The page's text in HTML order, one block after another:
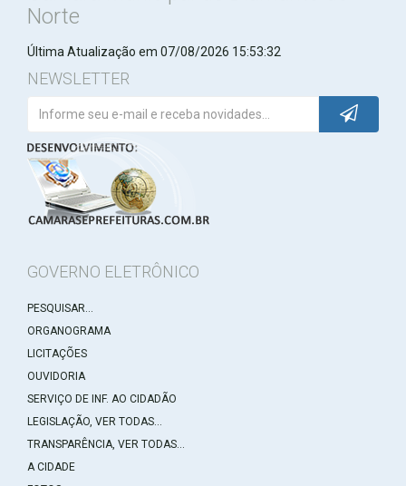
Norte
Última Atualização em 07/08/2026 15:53:32
NEWSLETTER
GOVERNO ELETRÔNICO
PESQUISAR...
ORGANOGRAMA
LICITAÇÕES
OUVIDORIA
SERVIÇO DE INF. AO CIDADÃO
LEGISLAÇÃO, VER TODAS...
TRANSPARÊNCIA, VER TODAS...
A CIDADE